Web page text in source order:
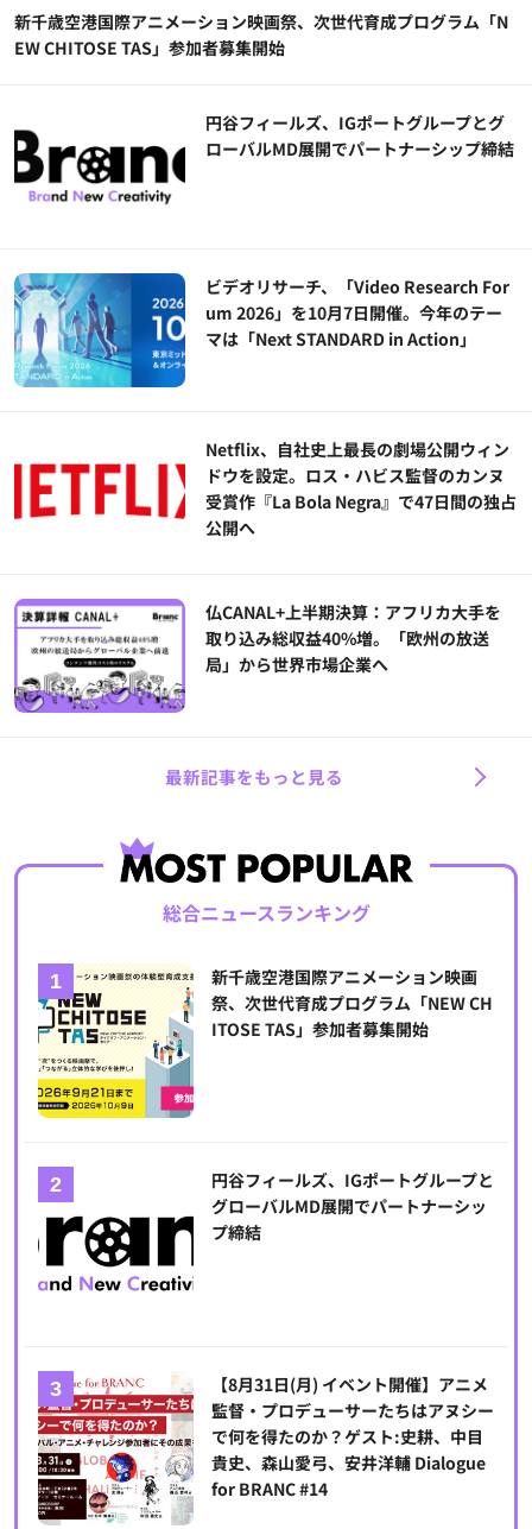
新千歳空港国際アニメーション映画祭、次世代育成プログラム「N
EW CHITOSE TAS」参加者募集開始
円谷フィールズ、IGポートグループとグ
ローバルMD展開でパートナーシップ締結
ビデオリサーチ、「Video Research For
um 2026」を10月7日開催。今年のテー
マは「Next STANDARD in Action」
Netflix、自社史上最長の劇場公開ウィン
ドウを設定。ロス・ハビス監督のカンヌ
受賞作『La Bola Negra』で47日間の独占
公開へ
仏CANAL+上半期決算：アフリカ大手を
取り込み総収益40%増。「欧州の放送
局」から世界市場企業へ
最新記事をもっと見る
総合ニュースランキング
新千歳空港国際アニメーション映画
祭、次世代育成プログラム「NEW CH
ITOSE TAS」参加者募集開始
円谷フィールズ、IGポートグループと
グローバルMD展開でパートナーシッ
プ締結
【8月31日(月) イベント開催】アニメ
監督・プロデューサーたちはアヌシー
で何を得たのか？ゲスト:史耕、中目
貴史、森山愛弓、安井洋輔 Dialogue
for BRANC #14